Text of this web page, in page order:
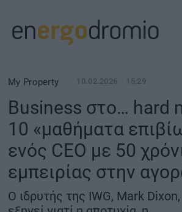
ΥΠΟΔΟΜΕΣ
REAL ESTATE
ΠΕΡΙΒΑΛΛΟΝ
ΕΝΕΡΓΕΙΑ
My Property 10.02.2026 15:29
Business στο… hard
10 «μαθήματα
ενός CEO με 50
εμπειρίας στην
Ο ιδρυτής της IWG, Mark Dixon,